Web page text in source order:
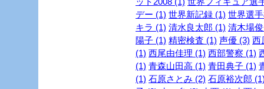
デー (1) 世界新記録 (1) 世界選
キラ (1) 清水良太郎 (1) 清木場
陽子 (1) 精密検査 (1) 声優 (3) 西
(1) 西尾由佳理 (1) 西部警察 (1)
(1) 青森山田高 (1) 青田典子 (1)
(1) 石原さとみ (2) 石原裕次郎